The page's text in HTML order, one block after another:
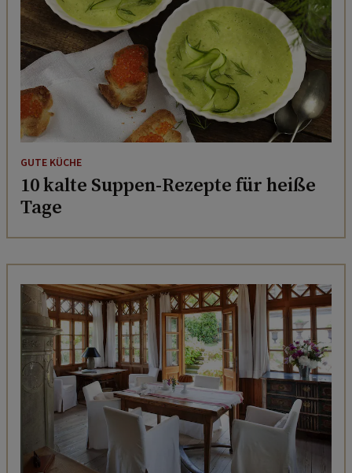
GUTE KÜCHE
10 kalte Suppen-Rezepte für heiße
Tage